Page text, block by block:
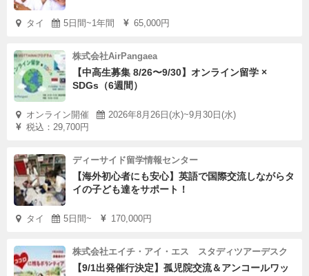
タイ 5日間~1年間 65,000円
株式会社AirPangaea
【中高生募集 8/26〜9/30】オンライン留学 ×
SDGs（6週間）
オンライン開催
2026年8月26日(水)~9月30日(水)
税込：29,700円
ディーサイド留学情報センター
【海外初心者にも安心】英語で国際交流しながらタ
イの子ども達をサポート！
タイ 5日間~ 170,000円
株式会社エイチ・アイ・エス スタディツアーデスク
【9/1出発催行決定】孤児院交流＆アンコールワッ